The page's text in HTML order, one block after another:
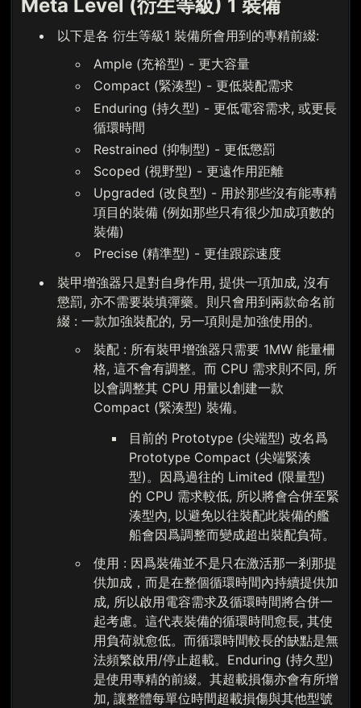
Meta Level (衍生等級) 1 裝備
以下是各 衍生等級1 裝備所會用到的專精前綴:
Ample (充裕型) - 更大容量
Compact (緊湊型) - 更低裝配需求
Enduring (持久型) - 更低電容需求, 或更長
循環時間
Restrained (抑制型) - 更低懲罰
Scoped (視野型) - 更遠作用距離
Upgraded (改良型) - 用於那些沒有能專精
項目的裝備 (例如那些只有很少加成項數的
裝備)
Precise (精準型) - 更佳跟踪速度
裝甲增強器只是對自身作用, 提供一項加成, 沒有
懲罰, 亦不需要裝填彈藥。則只會用到兩款命名前
綴 : 一款加強裝配的, 另一項則是加強使用的。
裝配 : 所有裝甲增強器只需要 1MW 能量柵
格, 這不會有調整。而 CPU 需求則不同, 所
以會調整其 CPU 用量以創建一款
Compact (緊湊型) 裝備。
目前的 Prototype (尖端型) 改名爲
Prototype Compact (尖端緊湊
型)。因爲過往的 Limited (限量型)
的 CPU 需求較低, 所以將會合併至緊
湊型內, 以避免以往裝配此裝備的艦
船會因爲調整而變成超出裝配負荷。
使用 : 因爲裝備並不是只在激活那一剎那提
供加成，而是在整個循環時間內持續提供加
成, 所以啟用電容需求及循環時間將合併一
起考慮。這代表裝備的循環時間愈長, 其使
用負荷就愈低。而循環時間較長的缺點是無
法頻繁啟用/停止超載。Enduring (持久型)
是使用專精的前綴。其超載損傷亦會有所增
加, 讓整體每單位時間超載損傷與其他型號